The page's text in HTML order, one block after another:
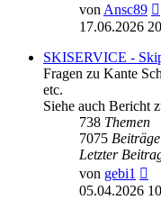
vonAnsc89
17.06.2026
SKISERVICE -
Fragen zu Kante
etc.
Siehe auch Bericht
738 Themen
7075 Beiträge
Letzter
von gebi1
05.04.2026